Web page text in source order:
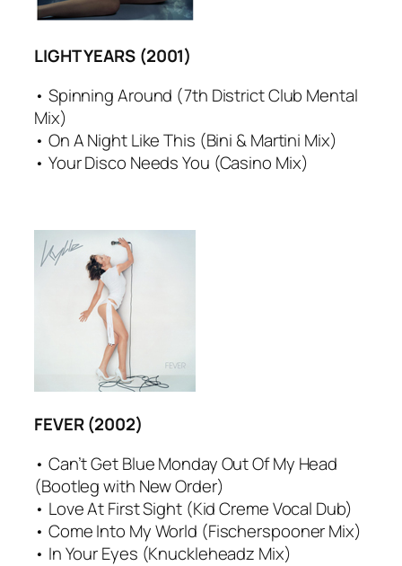
LIGHT YEARS (2001)
• Spinning Around (7th District Club Mental
Mix)
• On A Night Like This (Bini & Martini Mix)
• Your Disco Needs You (Casino Mix)
FEVER (2002)
• Can’t Get Blue Monday Out Of My Head
(Bootleg with New Order)
• Love At First Sight (Kid Creme Vocal Dub)
• Come Into My World (Fischerspooner Mix)
• In Your Eyes (Knuckleheadz Mix)